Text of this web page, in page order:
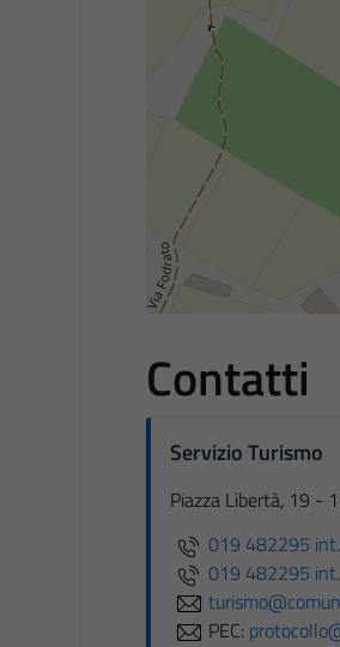
Contatti
Servizio Turismo
Piazza Libertà, 19 -
019 482295
019 482295
PEC: